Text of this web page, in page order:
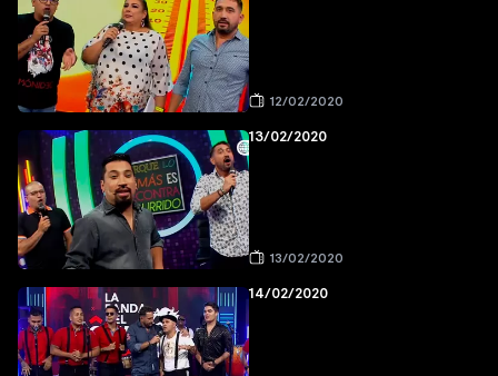
12/02/2020
13/02/2020
13/02/2020
14/02/2020